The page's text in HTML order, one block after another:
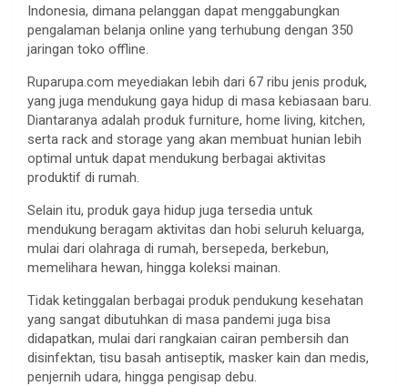
Indonesia, dimana pelanggan dapat menggabungkan
pengalaman belanja online yang terhubung dengan 350
jaringan toko offline.
Ruparupa.com meyediakan lebih dari 67 ribu jenis produk,
yang juga mendukung gaya hidup di masa kebiasaan baru.
Diantaranya adalah produk furniture, home living, kitchen,
serta rack and storage yang akan membuat hunian lebih
optimal untuk dapat mendukung berbagai aktivitas
produktif di rumah.
Selain itu, produk gaya hidup juga tersedia untuk
mendukung beragam aktivitas dan hobi seluruh keluarga,
mulai dari olahraga di rumah, bersepeda, berkebun,
memelihara hewan, hingga koleksi mainan.
Tidak ketinggalan berbagai produk pendukung kesehatan
yang sangat dibutuhkan di masa pandemi juga bisa
didapatkan, mulai dari rangkaian cairan pembersih dan
disinfektan, tisu basah antiseptik, masker kain dan medis,
penjernih udara, hingga pengisap debu.